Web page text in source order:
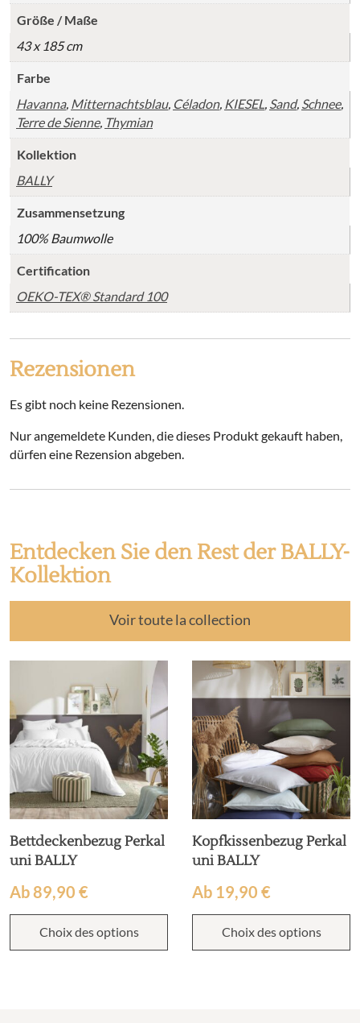
Größe / Maße
43 x 185 cm
Farbe
Havanna, Mitternachtsblau, Céladon, KIESEL Sand, Schnee,
Terre de Sienne, Thymian
Kollektion
BALLY
Zusammensetzung
100% Baumwolle
Certification
OEKO-TEX® Standard 100
Rezensionen
Es gibt noch keine Rezensionen.
Nur angemeldete Kunden, die dieses Produkt gekauft haben,
dürfen eine Rezension abgeben.
Entdecken Sie den Rest der BALLY-
Kollektion
Voir toute la collection
Bettdeckenbezug Perkal
uni BALLY
Ab89,90 €
Choix des options
Kopfkissenbezug Perkal
uni BALLY
Ab 19,90 €
Choix des options